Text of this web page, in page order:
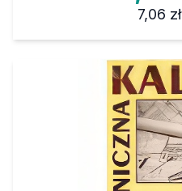
7,06 zł